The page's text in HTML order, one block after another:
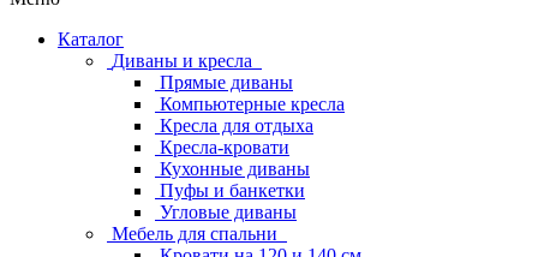
Каталог
Диваны и кресла
Прямые диваны
Компьютерные кресла
Кресла для отдыха
Кресла-кровати
Кухонные диваны
Пуфы и банкетки
Угловые диваны
Мебель для спальни